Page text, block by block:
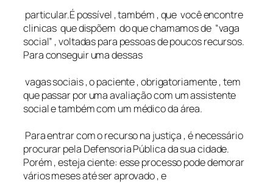
particular.É possível , também , que você encontre
clinicas que dispõem do que chamamos de “vaga
social” , voltadas para pessoas de poucos recursos.
Para conseguir uma dessas
vagas sociais , o paciente , obrigatoriamente , tem
que passar por uma avaliação com um assistente
social e também com um médico da área.
Para entrar com o recurso na justiça , é necessário
procurar pela Defensoria Pública da sua cidade.
Porém , esteja ciente: esse processo pode demorar
vários meses até ser aprovado , e